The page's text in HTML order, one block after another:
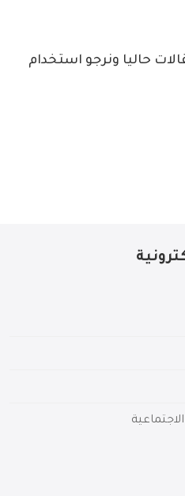
حاليا ونرجو استخدام